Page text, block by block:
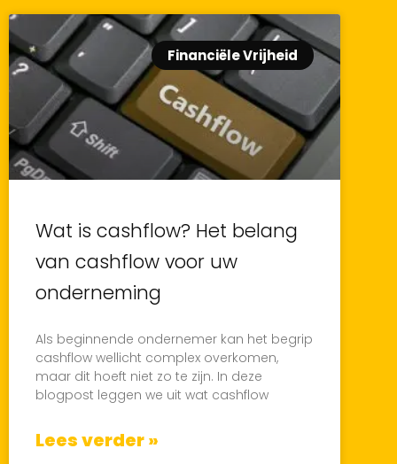
Financiële Vrijheid
Wat is cashflow? Het belang
van cashflow voor uw
onderneming
Als beginnende ondernemer kan het begrip
cashflow wellicht complex overkomen,
maar dit hoeft niet zo te zijn. In deze
blogpost leggen we uit wat cashflow
Lees verder »